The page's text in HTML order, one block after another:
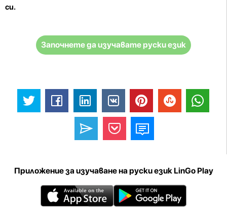
си.
Започнете да изучавате руски език
Приложение за изучаване на руски език LinGo Play